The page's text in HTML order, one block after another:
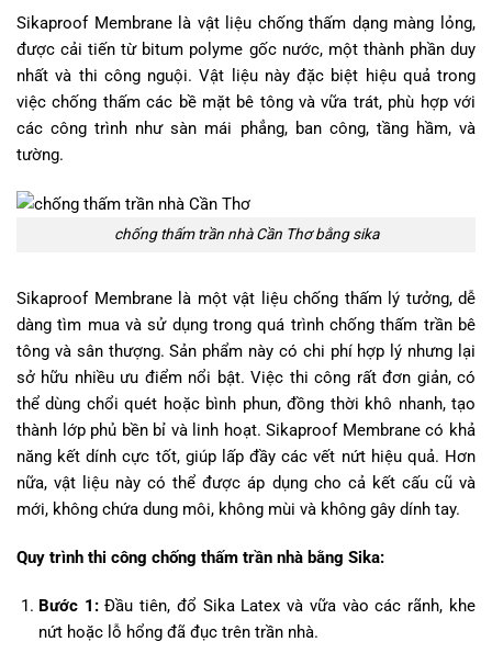
Sikaproof Membrane là vật liệu chống thấm dạng màng lỏng,
được cải tiến từ bitum polyme gốc nước, một thành phần duy
nhất và thi công nguội. Vật liệu này đặc biệt hiệu quả trong
việc chống thấm các bề mặt bê tông và vữa trát, phù hợp với
các công trình như sàn mái phẳng, ban công, tầng hầm, và
tường.
chống thấm trần nhà Cần Thơ bằng sika
Sikaproof Membrane là một vật liệu chống thấm lý tưởng, dễ
dàng tìm mua và sử dụng trong quá trình chống thấm trần bê
tông và sân thượng. Sản phẩm này có chi phí hợp lý nhưng lại
sở hữu nhiều ưu điểm nổi bật. Việc thi công rất đơn giản, có
thể dùng chổi quét hoặc bình phun, đồng thời khô nhanh, tạo
thành lớp phủ bền bỉ và linh hoạt. Sikaproof Membrane có khả
năng kết dính cực tốt, giúp lấp đầy các vết nứt hiệu quả. Hơn
nữa, vật liệu này có thể được áp dụng cho cả kết cấu cũ và
mới, không chứa dung môi, không mùi và không gây dính tay.
Quy trình thi công chống thấm trần nhà bằng Sika:
Bước 1:Đầu tiên, đổ Sika Latex và vữa vào các rãnh, khe
nứt hoặc lỗ hổng đã đục trên trần nhà.